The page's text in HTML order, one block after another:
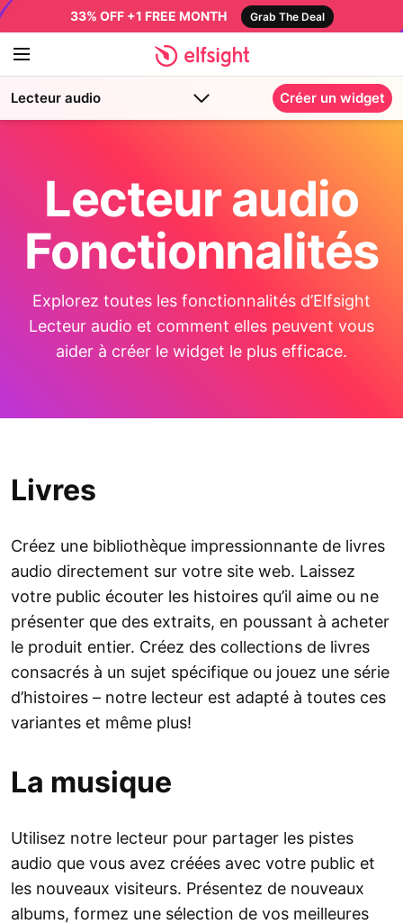
33% OFF +1 FREE MONTH Grab The Deal
Lecteur audio Créer un widget
Lecteur audio
Fonctionnalités
Explorez toutes les fonctionnalités d’Elfsight
Lecteur audio et comment elles peuvent vous
aider à créer le widget le plus efficace.
Livres
Créez une bibliothèque impressionnante de livres
audio directement sur votre site web. Laissez
votre public écouter les histoires qu’il aime ou ne
présenter que des extraits, en poussant à acheter
le produit entier. Créez des collections de livres
consacrés à un sujet spécifique ou jouez une série
d’histoires – notre lecteur est adapté à toutes ces
variantes et même plus!
La musique
Utilisez notre lecteur pour partager les pistes
audio que vous avez créées avec votre public et
les nouveaux visiteurs. Présentez de nouveaux
albums, formez une sélection de vos meilleures